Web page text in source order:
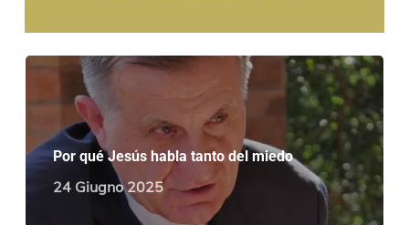
Por qué Jesús habla tanto del miedo
24 Giugno 2025